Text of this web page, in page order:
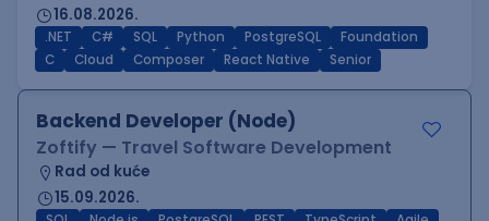
16.08.2026.
.NET C# SQL Python PostgreSQL
Foundation
C
Cloud Composer React Native Senior
Backend Developer (Node)
Zoftify — Travel Software Development
Rad od kuće
15.09.2026.